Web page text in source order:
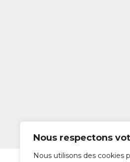
Nous respectons
Nous utilisons des cookies